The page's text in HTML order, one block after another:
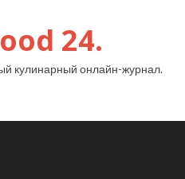
24.
кулинарный онлайн-журнал.